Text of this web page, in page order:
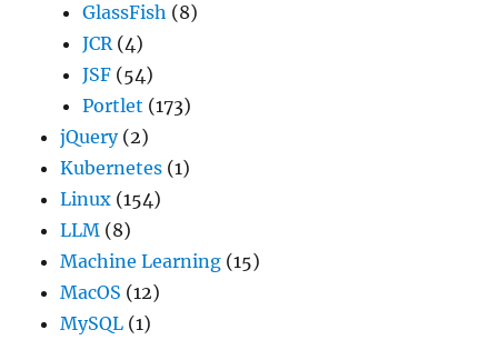
GlassFish (8)
JCR(4)
JSF (54)
Portlet (173)
jQuery(2)
Kubernetes (1)
Linux (154)
LLM (8)
Machine Learning (15)
MacOS (12)
MySQL (1)